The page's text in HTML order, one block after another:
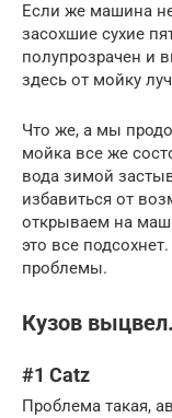
Если же машина
засохшие сухие
полупрозрачен и
здесь от мойку
Что же, а мы
мойка все же
вода зимой
избавиться от
открываем на
это все
проблемы.
Кузов
#1 Catz
Проблема такая,